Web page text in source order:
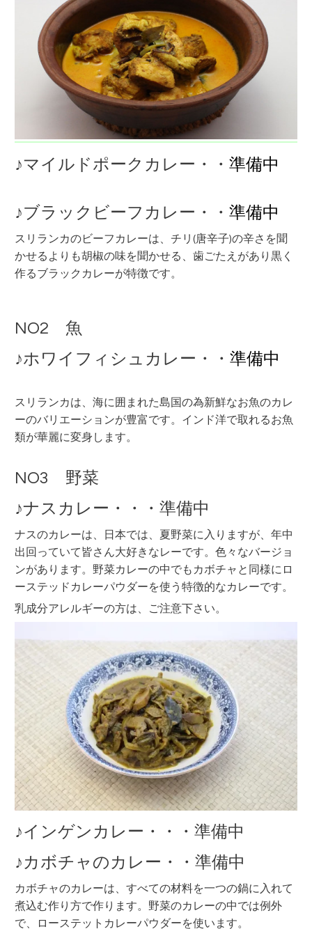
♪マイルドポークカレー・・ 準備中
♪ブラックビーフカレー・・ 準備中
スリランカのビーフカレーは、チリ(唐辛子)の辛さを聞
かせるよりも胡椒の味を聞かせる、歯ごたえがあり黒く
作るブラックカレーが特徴です。
NO2 魚
♪ホワイフィシュカレー・・ 準備中
スリランカは、海に囲まれた島国の為新鮮なお魚のカレ
ーのバリエーションが豊富です。インド洋で取れるお魚
類が華麗に変身します。
NO3 野菜
♪ナスカレー・・・準備中
ナスのカレーは、日本では、夏野菜に入りますが、年中
出回っていて皆さん大好きなレーです。色々なバージョ
ンがあります。野菜カレーの中でもカボチャと同様にロ
ーステッドカレーパウダーを使う特徴的なカレーです。
乳成分アレルギーの方は、ご注意下さい。
♪インゲンカレー・・・準備中
♪カボチャのカレー・・準備中
カボチャのカレーは、すべての材料を一つの鍋に入れて
煮込む作り方で作ります。野菜のカレーの中では例外
で、ローステットカレーパウダーを使います。